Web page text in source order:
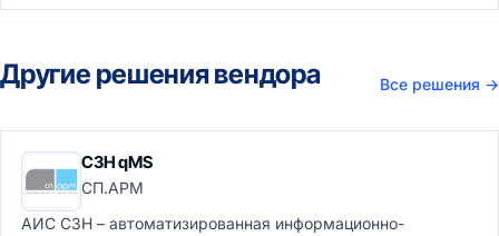
Другие решения вендора Все решения →
СЗН qMS
СП.АРМ
АИС СЗН – автоматизированная информационно-